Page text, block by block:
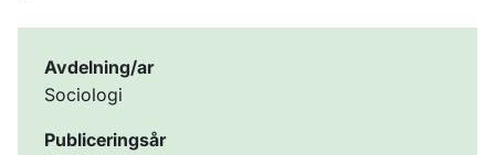
Avdelning/ar
Sociologi
Publiceringsår